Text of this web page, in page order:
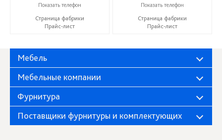
+7 (927) 630-62-82
Показать телефон
Страница фабрики
Прайс-лист
+7 (927) 630-62-82
Показать телефон
Страница фабрики
Прайс-лист
Мебель
Мебельные компании
Фурнитура
Поставщики фурнитуры и комплектующих